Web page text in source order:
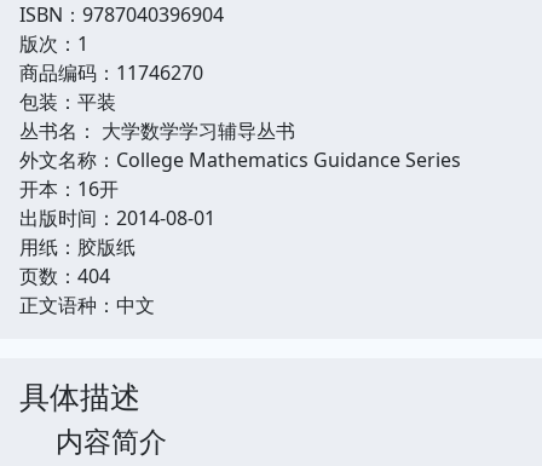
ISBN：9787040396904
版次：1
商品编码：11746270
包装：平装
丛书名： 大学数学学习辅导丛书
外文名称：College Mathematics Guidance Series
开本：16开
出版时间：2014-08-01
用纸：胶版纸
页数：404
正文语种：中文
具体描述
内容简介